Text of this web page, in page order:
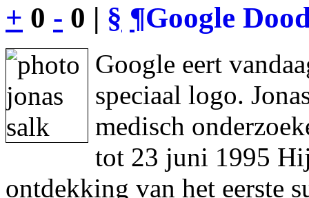
+ 0 - 0 | § ¶Google
Google eert
speciaal logo.
medisch
tot 23 juni 1995
ontdekking van het eerste